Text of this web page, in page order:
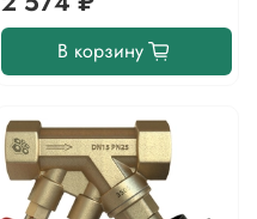
В корзину